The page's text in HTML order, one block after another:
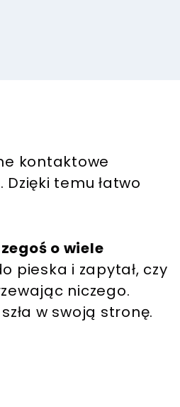
kontaktowe
temu łatwo
o wiele
pieska i zapytał, czy
niczego.
w swoją stronę.